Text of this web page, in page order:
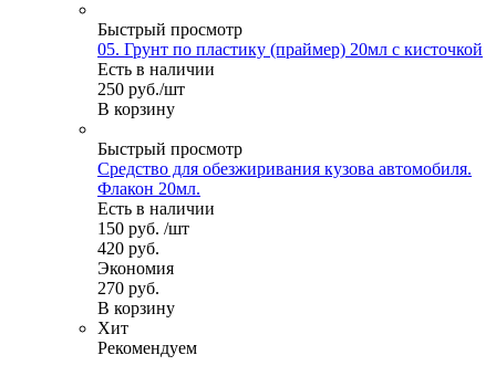
Быстрый просмотр
05. Грунт по пластику (праймер) 20мл с кисточкой
Есть в наличии
250 руб./шт
В корзину
Быстрый просмотр
Средство для обезжиривания кузова автомобиля.
Флакон 20мл.
Есть в наличии
150 руб. /шт
420 руб.
Экономия
270 руб.
В корзину
Хит
Рекомендуем